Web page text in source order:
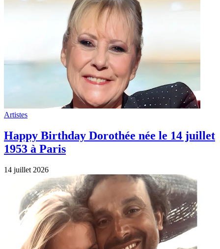
Artistes
Happy Birthday Dorothée née le 14 juillet
1953 à Paris
14 juillet 2026